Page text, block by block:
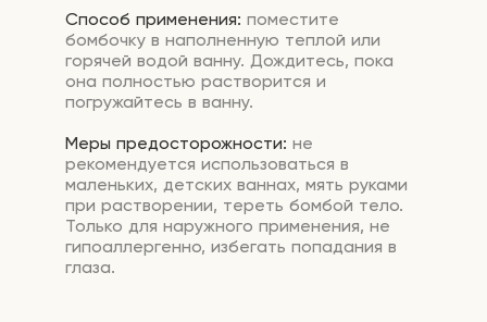
Способ применения: поместите
бомбочку в наполненную теплой или
горячей водой ванну. Дождитесь, пока
она полностью растворится и
погружайтесь в ванну.
Меры предосторожности: не
рекомендуется использоваться в
маленьких, детских ваннах, мять руками
при растворении, тереть бомбой тело.
Только для наружного применения, не
гипоаллергенно, избегать попадания в
глаза.